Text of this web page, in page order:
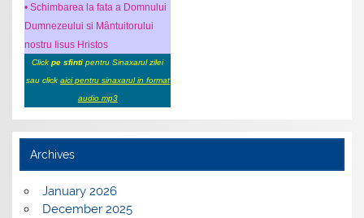
• Schimbarea la fata a Domnului
Dumnezeului si Mântuitorului
nostru Iisus Hristos
Clickpe sfinti pentru Sinaxarul zilei
sau click aici pentru sinaxarul in format
audio mp3
Archives
January 2026
December 2025